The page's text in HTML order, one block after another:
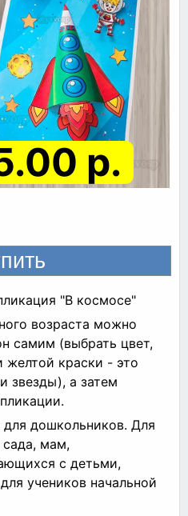
р.
"В космосе"
возраста можно
самим (выбрать цвет,
желтой краски - это
звезды), а затем
дошкольников. Для
сада, мам,
с детьми,
учеников начальной